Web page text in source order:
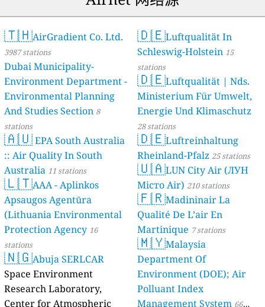
🇹🇭AirGradient Co. Ltd.
3987 stations
Dubai Municipality-
Environment Department -
Environmental Planning
And Studies Section 8
stations
🇦🇺EPA South Australia
:: Air Quality In South
Australia 11 stations
🇱🇹AAA - Aplinkos
Apsaugos Agentūra
(Lithuania Environmental
Protection Agency 16
stations
🇳🇬Abuja SERLCAR
Space Environment
Research Laboratory,
Center for Atmospheric
🇩🇪Luftqualität In
Schleswig-Holstein 15
stations
🇩🇪Luftqualität | Nds.
Ministerium Für Umwelt,
Energie Und Klimaschutz
28 stations
🇩🇪Luftreinhaltung
Rheinland-Pfalz 25 stations
🇺🇦LUN City Air (ЛУН
Місто Air) 210 stations
🇫🇷Madininair La
Qualité De L’air En
Martinique 7 stations
🇲🇾Malaysia
Department Of
Environment (DOE); Air
Polluant Index
Management System 66